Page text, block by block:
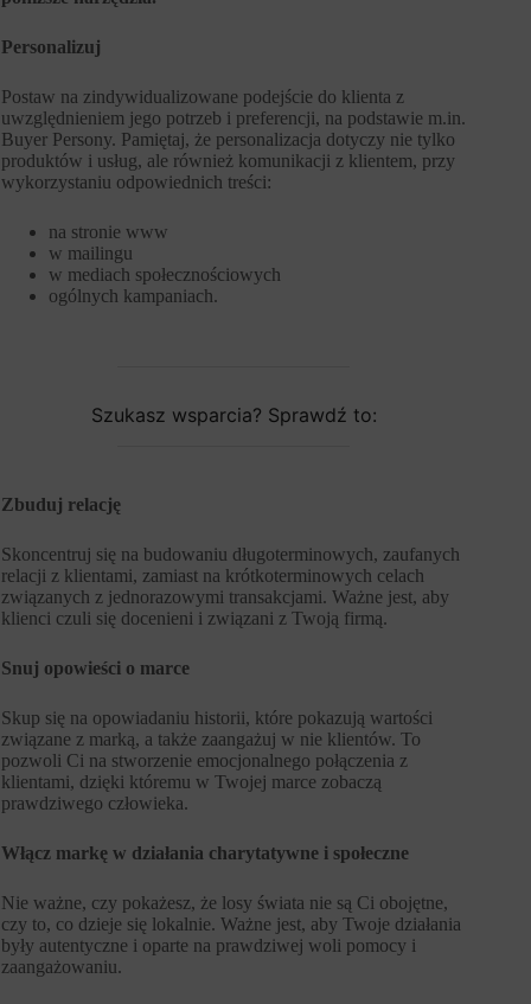
Personalizuj
Postaw na zindywidualizowane podejście do klienta z
uwzględnieniem jego potrzeb i preferencji, na podstawie m.in.
Buyer Persony. Pamiętaj, że personalizacja dotyczy nie tylko
produktów i usług, ale również komunikacji z klientem, przy
wykorzystaniu odpowiednich treści:
na stronie www
w mailingu
w mediach społecznościowych
ogólnych kampaniach.
Szukasz wsparcia? Sprawdź to:
Zbuduj relację
Skoncentruj się na budowaniu długoterminowych, zaufanych
relacji z klientami, zamiast na krótkoterminowych celach
związanych z jednorazowymi transakcjami. Ważne jest, aby
klienci czuli się docenieni i związani z Twoją firmą.
Snuj opowieści o marce
Skup się na opowiadaniu historii, które pokazują wartości
związane z marką, a także zaangażuj w nie klientów. To
pozwoli Ci na stworzenie emocjonalnego połączenia z
klientami, dzięki któremu w Twojej marce zobaczą
prawdziwego człowieka.
Włącz markę w działania charytatywne i społeczne
Nie ważne, czy pokażesz, że losy świata nie są Ci obojętne,
czy to, co dzieje się lokalnie. Ważne jest, aby Twoje działania
były autentyczne i oparte na prawdziwej woli pomocy i
zaangażowaniu.